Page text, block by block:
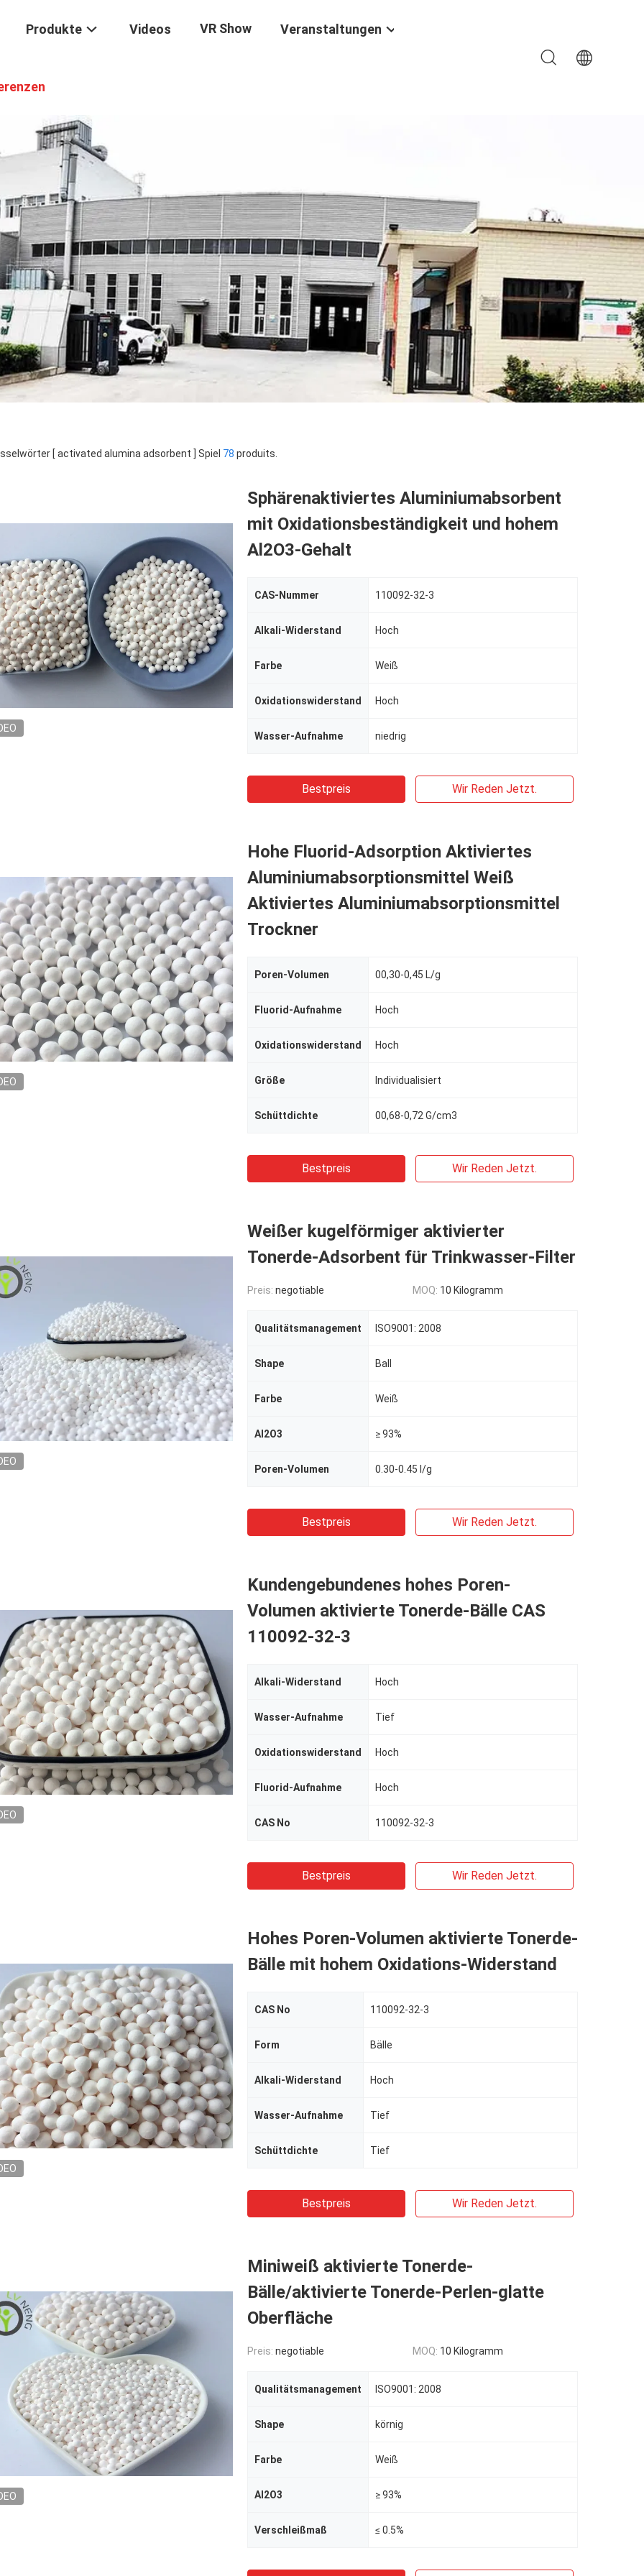
Produkte Videos VR Show Veranstaltungen
[ activated alumina adsorbent ] Spiel 78 produits.
Sphärenaktiviertes Aluminiumabsorbent
mit Oxidationsbeständigkeit und hohem
Al2O3-Gehalt
CAS-Nummer 110092-32-3
Alkali-Widerstand Hoch
Farbe Weiß
Oxidationswiderstand Hoch
Wasser-Aufnahme niedrig
Bestpreis Wir Reden Jetzt.
Hohe Fluorid-Adsorption Aktiviertes
Aluminiumabsorptionsmittel Weiß
Aktiviertes Aluminiumabsorptionsmittel
Trockner
Poren-Volumen 00,30-0,45 L/g
Fluorid-Aufnahme Hoch
Oxidationswiderstand Hoch
Größe Individualisiert
Schüttdichte 00,68-0,72 G/cm3
Bestpreis Wir Reden Jetzt.
Weißer kugelförmiger aktivierter
Tonerde-Adsorbent für Trinkwasser-Filter
Preis: negotiable MOQ: 10 Kilogramm
Qualitätsmanagement ISO9001: 2008
Shape Ball
Farbe Weiß
Al2O3 ≥ 93%
Poren-Volumen 0.30-0.45 l/g
Bestpreis Wir Reden Jetzt.
Kundengebundenes hohes Poren-
Volumen aktivierte Tonerde-Bälle CAS
110092-32-3
Alkali-Widerstand Hoch
Wasser-Aufnahme Tief
Oxidationswiderstand Hoch
Fluorid-Aufnahme Hoch
CAS No 110092-32-3
Bestpreis Wir Reden Jetzt.
Hohes Poren-Volumen aktivierte Tonerde-
Bälle mit hohem Oxidations-Widerstand
CAS No 110092-32-3
Form Bälle
Alkali-Widerstand Hoch
Wasser-Aufnahme Tief
Schüttdichte Tief
Bestpreis Wir Reden Jetzt.
Miniweiß aktivierte Tonerde-
Bälle/aktivierte Tonerde-Perlen-glatte
Oberfläche
Preis: negotiable MOQ: 10 Kilogramm
Qualitätsmanagement ISO9001: 2008
Shape körnig
Farbe Weiß
Al2O3 ≥ 93%
Verschleißmaß ≤ 0.5%